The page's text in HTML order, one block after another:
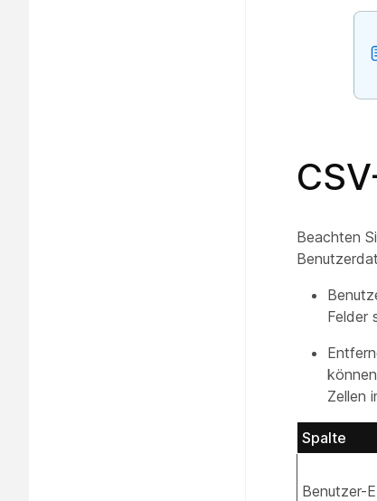
Beachten
Felder
Zellen
Spalte
Benutzer-